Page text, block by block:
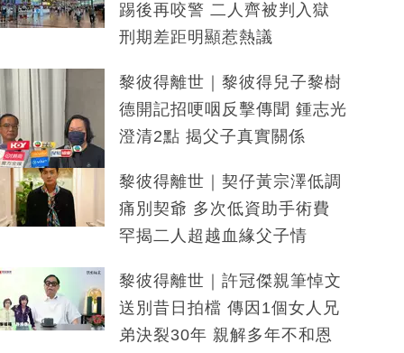
踢後再咬警 二人齊被判入獄
刑期差距明顯惹熱議
黎彼得離世｜黎彼得兒子黎樹
德開記招哽咽反擊傳聞 鍾志光
澄清2點 揭父子真實關係
黎彼得離世｜契仔黃宗澤低調
痛別契爺 多次低資助手術費
罕揭二人超越血緣父子情
黎彼得離世｜許冠傑親筆悼文
送別昔日拍檔 傳因1個女人兄
弟決裂30年 親解多年不和恩